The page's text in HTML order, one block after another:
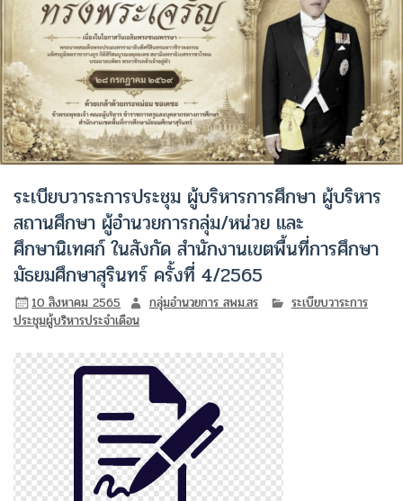
ระเบียบวาระการประชุม ผู้บริหารการศึกษา ผู้บริหาร
สถานศึกษา ผู้อำนวยการกลุ่ม/หน่วย และ
ศึกษานิเทศก์ ในสังกัด สำนักงานเขตพื้นที่การศึกษา
มัธยมศึกษาสุรินทร์ ครั้งที่ 4/2565
10 สิงหาคม 2565 กลุ่มอำนวยการ สพม.สร
ระเบียบวาระการ
ประชุมผู้บริหารประจำเดือน